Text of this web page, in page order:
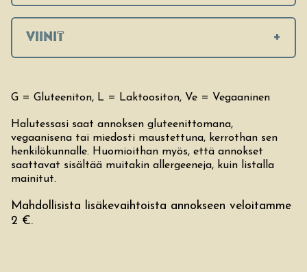
VIINIT
G = Gluteeniton, L = Laktoositon, Ve = Vegaaninen
Halutessasi saat annoksen gluteenittomana,
vegaanisena tai miedosti maustettuna, kerrothan sen
henkilökunnalle. Huomioithan myös, että annokset
saattavat sisältää muitakin allergeeneja, kuin listalla
mainitut.
Mahdollisista lisäkevaihtoista annokseen veloitamme
2 €.